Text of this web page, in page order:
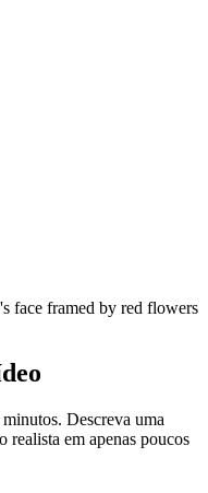
Descreva uma
realista em apenas poucos